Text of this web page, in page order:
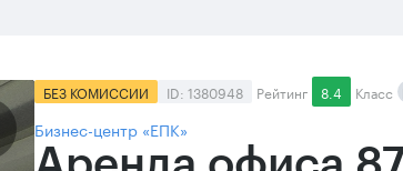
БЕЗ КОМИССИИ ID: 1380948 Рейтинг 8.4 Класс
Бизнес-центр «ЕПК»